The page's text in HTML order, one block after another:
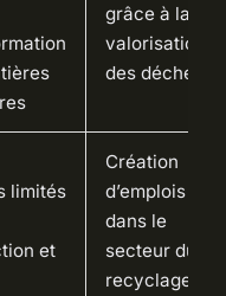
grâce à la
valorisation
des déchets
limités
et
Création
d’emplois
dans le
secteur du
recyclage et